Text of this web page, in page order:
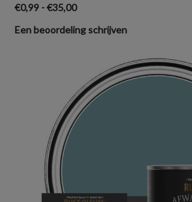
€0,99 - €35,00
Een beoordeling schrijven